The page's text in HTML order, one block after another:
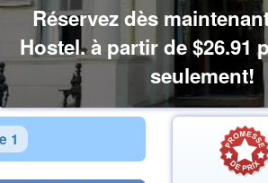
Réservez dès
Hostel. à partir de$26.91
seulement!
1